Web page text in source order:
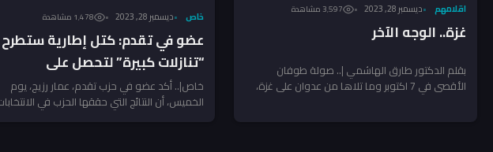
اقلامهم ديسمبر 28, 2023 3٬597 مشاهدة
غزة.. الوجه الآخر
بقلم الدكتور طارق الهاشمي |.. صولة طوفان
الأقصى في 7 اكتوبر وما تلاها من عدوان على غزة،
خاص ديسمبر 28, 2023 1٬478 مشاهدة
عضو في تقدم: كتل إطارية ستطرح
“تنازلات كبيرة” لتحصل على
“مغانم”..ما هــي؟
خاص|.. أكد عضو في حزب تقدم، عمار رزيج، يوم
الخميس، أن النتائج التي حققها الحزب في